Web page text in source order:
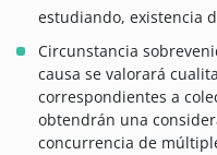
estudiando, existencia
Circunstancia
causa se valorará
correspondientes a
obtendrán una
concurrencia de